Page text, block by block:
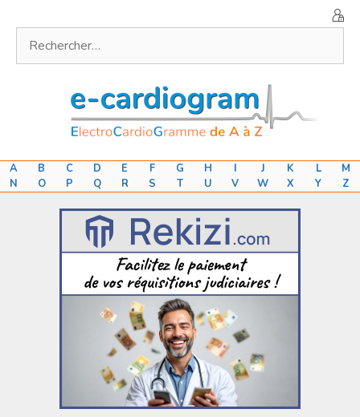
contenu
A B C D E F G H I J K L
M
N
O P Q R S T U V W X Y Z